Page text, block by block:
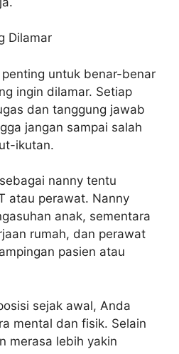
Dilamar
untuk benar-benar
ingin dilamar. Setiap
dan tanggung jawab
jangan sampai salah
ikutan.
nanny tentu
atau perawat. Nanny
anak, sementara
rumah, dan perawat
pasien atau
sejak awal, Anda
mental dan fisik. Selain
merasa lebih yakin